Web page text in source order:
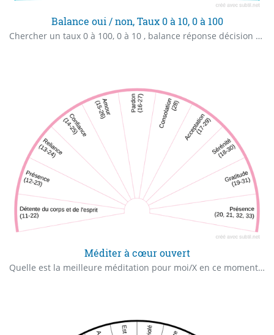
Balance oui / non, Taux 0 à 10, 0 à 100
Chercher un taux 0 à 100, 0 à 10 , balance réponse décision oui non
Méditer à cœur ouvert
Quelle est la meilleure méditation pour moi/X en ce moment précis ? Basé sur le livre audio "Méditer à cœur ouvert" de Frédéric Lenoir